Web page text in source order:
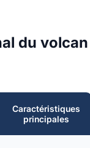
du volcan
Caractéristiques
principales